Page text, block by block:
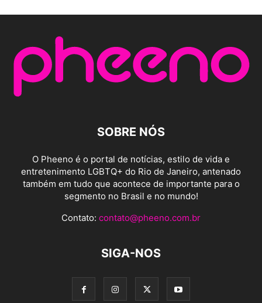
SOBRE NÓS
O Pheeno é o portal de notícias, estilo de vida e
entretenimento LGBTQ+ do Rio de Janeiro, antenado
também em tudo que acontece de importante para o
segmento no Brasil e no mundo!
Contato: contato@pheeno.com.br
SIGA-NOS